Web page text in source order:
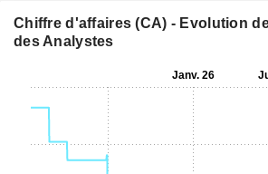
Chiffre d'affaires (CA) - Evolution
des Analystes